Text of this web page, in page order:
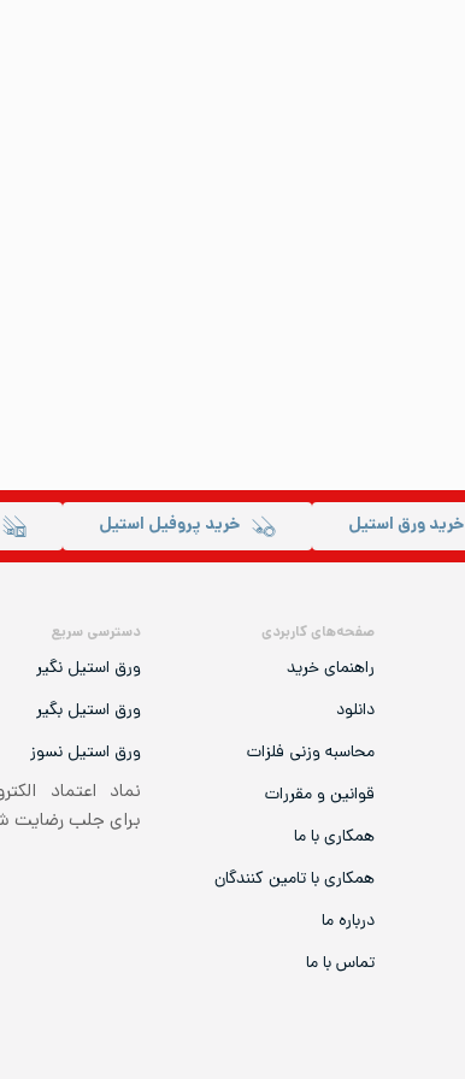
خرید ورق استیل خرید پروفیل استیل
صفحه‌های کاربردی
راهنمای خرید
دانلود
محاسبه وزنی فلزات
قوانین و مقررات
همکاری با ما
همکاری با تامین کنندگان
درباره ما
تماس با ما
دسترسی سریع
ورق استیل نگیر
ورق استیل بگیر
ورق استیل نسوز
نماد اعتماد
برای جلب